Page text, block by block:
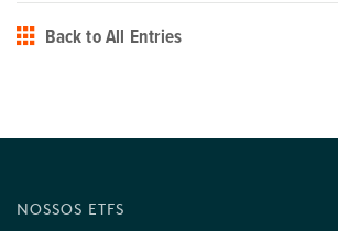
Back to All Entries
NOSSOS ETFS